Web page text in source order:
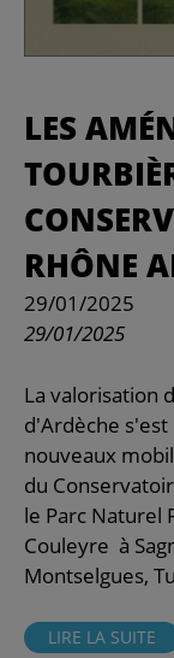
LES
RHÔNE
29/01/2025
29/01/2025
La valorisation
d'Ardèche s'est
nouveaux
du
le Parc Naturel
Couleyre à
Montselgues,
LIRE LA SUITE